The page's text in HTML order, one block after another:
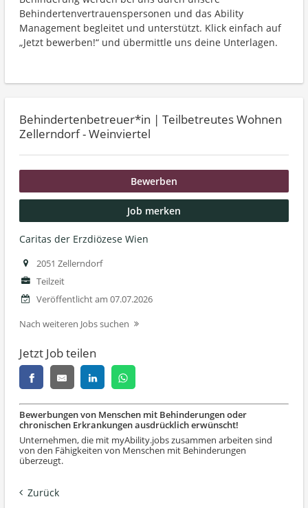
Behindertenbetreuer*in | Teilbetreutes Wohnen
Zellerndorf - Weinviertel
Bewerben
Job merken
Caritas der Erzdiözese Wien
2051 Zellerndorf
Teilzeit
Veröffentlicht am 07.07.2026
Nach weiteren Jobs suchen
Jetzt Job teilen
Bewerbungen von Menschen mit Behinderungen oder
chronischen Erkrankungen ausdrücklich erwünscht!
Unternehmen, die mit myAbility.jobs zusammen arbeiten sind
von den Fähigkeiten von Menschen mit Behinderungen
überzeugt.
Zurück
Behindertenvertrauenspersonen und das Ability
Management begleitet und unterstützt. Klick einfach auf
„Jetzt bewerben!“ und übermittle uns deine Unterlagen.